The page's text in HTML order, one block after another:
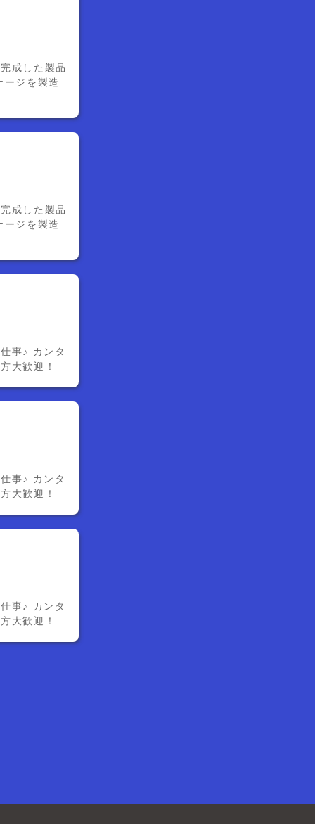
成した製品
ジを製造
成した製品
ジを製造
事♪ カンタ
大歓迎！
事♪ カンタ
大歓迎！
事♪ カンタ
大歓迎！